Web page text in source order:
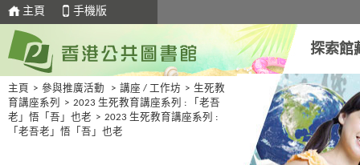
主頁 手機版
探索館
主頁 > 參與推廣活動 > 講座 / 工作坊 > 生死教
育講座系列
> 2023 生死教育講座系列 : 「老吾
老」悟「吾」也老 > 2023 生死教育講座系列 :
「老吾老」悟「吾」也老